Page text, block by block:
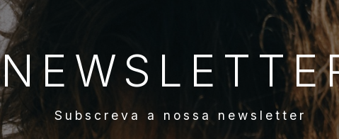
Subscreva a nossa newsletter